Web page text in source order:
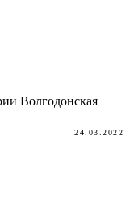
24.03.2022